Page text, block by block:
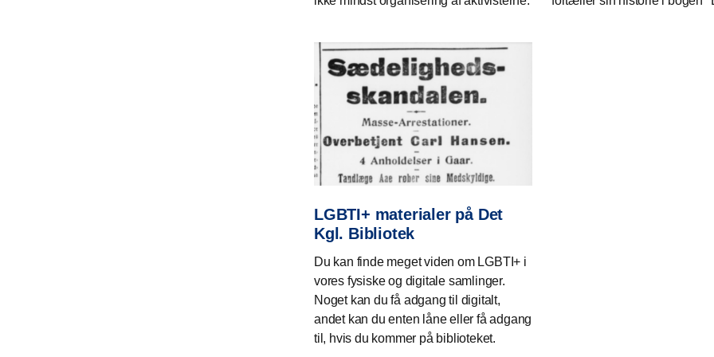
LGBTI+ materialer på Det
Kgl. Bibliotek
Du kan finde meget viden om LGBTI+ i
vores fysiske og digitale samlinger.
Noget kan du få adgang til digitalt,
andet kan du enten låne eller få adgang
til, hvis du kommer på biblioteket.